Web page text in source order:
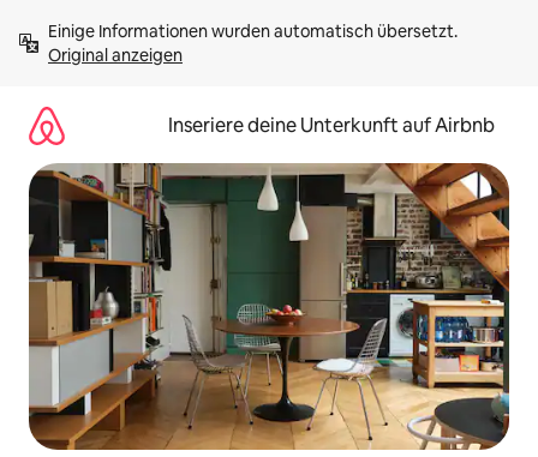
Inhalten
springenOriginal anzeigen
Inseriere deine Unterkunft auf Airbnb